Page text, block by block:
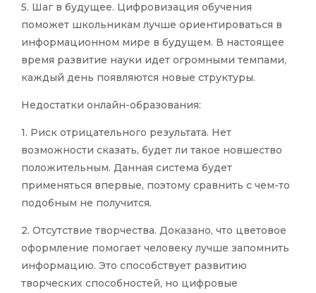
5. Шаг в будущее. Цифровизация обучения
поможет школьникам лучше ориентироваться в
информационном мире в будущем. В настоящее
время развитие науки идет огромными темпами,
каждый день появляются новые структуры.
Недостатки онлайн-образования:
1. Риск отрицательного результата. Нет
возможности сказать, будет ли такое новшество
положительным. Данная система будет
применяться впервые, поэтому сравнить с чем-то
подобным не получится.
2. Отсутствие творчества. Доказано, что цветовое
оформление помогает человеку лучше запомнить
информацию. Это способствует развитию
творческих способностей, но цифровые